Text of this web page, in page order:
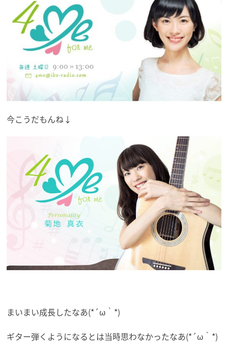
今こうだもんね↓
まいまい成長したなあ(*´ω｀*)
ギター弾くようになるとは当時思わなかったなあ(*´ω｀*)